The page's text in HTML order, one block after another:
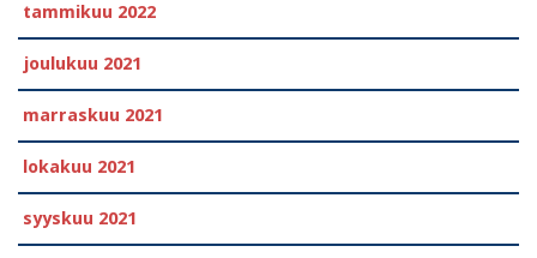
tammikuu 2022
joulukuu 2021
marraskuu 2021
lokakuu 2021
syyskuu 2021